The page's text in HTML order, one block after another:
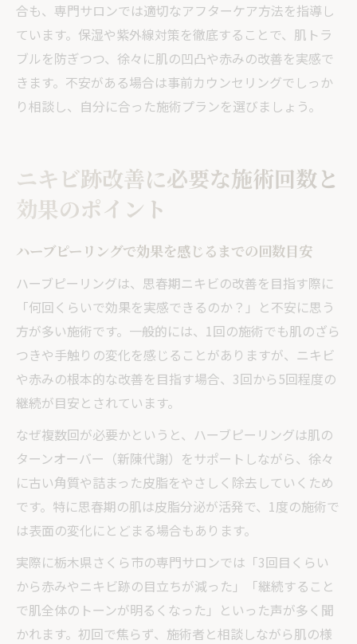
合も、専門サロンでは適切なアフターケア方法を指導し
ています。保湿や紫外線対策を徹底することで、肌トラ
ブルを防ぎつつ、徐々に肌の凹凸や赤みの改善を実感で
きます。不安がある場合は事前カウンセリングでしっか
り相談し、自分に合った施術プランを選びましょう。
ニキビ跡改善に必要な施術回数と
効果のポイント
ハーブピーリングで効果を感じるまでの回数目安
ハーブピーリングは、思春期ニキビの改善を目指す際に
「何回くらいで効果を実感できるのか？」と不安に思う
方が多い施術です。一般的には、1回の施術でも肌のざら
つきや手触りの変化を感じることがありますが、ニキビ
や赤みの根本的な改善を目指す場合、3回から5回程度の
継続が目安とされています。
なぜ複数回が必要かというと、ハーブピーリングは肌の
ターンオーバー（新陳代謝）をサポートしながら、徐々
に古い角質や詰まった皮脂をやさしく除去していくため
です。特に思春期の肌は皮脂分泌が活発で、1度の施術で
は表面の変化にとどまる場合もあります。
実際に栃木県さくら市の専門サロンでは「3回目くらい
から赤みやニキビ跡の目立ちが減った」「継続すること
で肌全体のトーンが明るくなった」といった声が多く聞
かれます。初回で焦らず、施術者と相談しながら肌の様